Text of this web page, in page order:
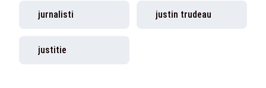
jurnalisti justin trudeau
justitie